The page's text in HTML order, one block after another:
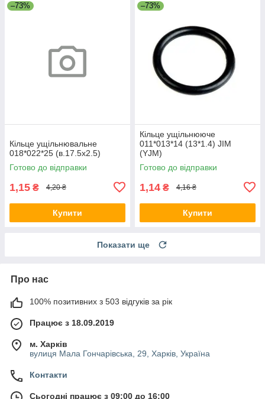
–73%
Кільце ущільнювальне
018*022*25 (в.17.5х2.5)
Готово до відправки
1,15 ₴ 4,20 ₴
Купити
–73%
Кільце ущільнююче
011*013*14 (13*1.4) JIM
(YJM)
Готово до відправки
1,14 ₴ 4,16 ₴
Купити
Показати ще
Про нас
100% позитивних з 503 відгуків за рік
Працює з 18.09.2019
м. Харків
вулиця Мала Гончарівська, 29, Харків, Україна
Контакти
Сьогодні працює з 09:00 до 16:00